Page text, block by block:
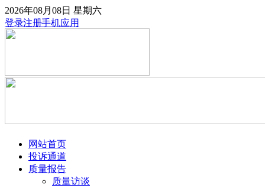
2026年08月08日 星期六
登录注册手机应用
网站首页
投诉通道
质量报告
质量访谈